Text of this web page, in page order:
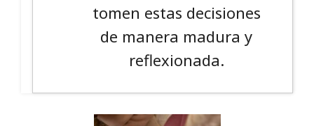
tomen estas decisiones
de manera madura y
reflexionada.